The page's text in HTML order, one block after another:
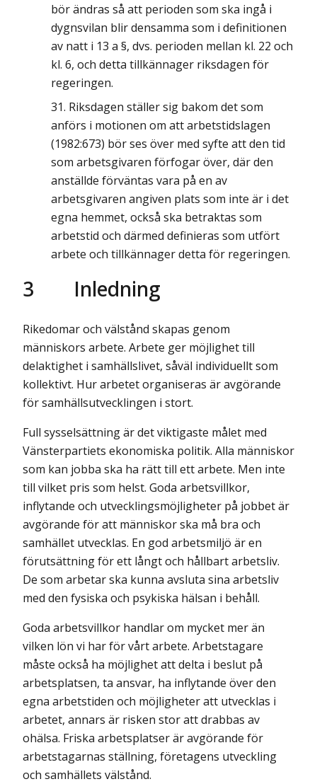
bör ändras så att perioden som ska ingå i
dygnsvilan blir densamma som i definitionen
av natt i 13 a §, dvs. perioden mellan kl. 22 och
kl. 6, och detta tillkännager riksdagen för
regeringen.
Riksdagen ställer sig bakom det som
anförs i motionen om att arbetstidslagen
(1982:673) bör ses över med syfte att den tid
som arbetsgivaren förfogar över, där den
anställde förväntas vara på en av
arbetsgivaren angiven plats som inte är i det
egna hemmet, också ska betraktas som
arbetstid och därmed definieras som utfört
arbete och tillkännager detta för regeringen.
3 Inledning
Rikedomar och välstånd skapas genom
människors arbete. Arbete ger möjlighet till
delaktighet i samhällslivet, såväl individuellt som
kollektivt. Hur arbetet organiseras är avgörande
för samhällsutvecklingen i stort.
Full sysselsättning är det viktigaste målet med
Vänsterpartiets ekonomiska politik. Alla människor
som kan jobba ska ha rätt till ett arbete. Men inte
till vilket pris som helst. Goda arbetsvillkor,
inflytande och utvecklingsmöjligheter på jobbet är
avgörande för att människor ska må bra och
samhället utvecklas. En god arbetsmiljö är en
förutsättning för ett långt och hållbart arbetsliv.
De som arbetar ska kunna avsluta sina arbetsliv
med den fysiska och psykiska hälsan i behåll.
Goda arbetsvillkor handlar om mycket mer än
vilken lön vi har för vårt arbete. Arbetstagare
måste också ha möjlighet att delta i beslut på
arbetsplatsen, ta ansvar, ha inflytande över den
egna arbetstiden och möjligheter att utvecklas i
arbetet, annars är risken stor att drabbas av
ohälsa. Friska arbetsplatser är avgörande för
arbetstagarnas ställning, företagens utveckling
och samhällets välstånd.